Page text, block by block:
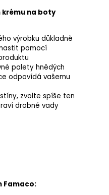
na boty
výrobku důkladně
pomocí
palety hnědých
odpovídá vašemu
zvolte spíše ten
drobné vady
Famaco: